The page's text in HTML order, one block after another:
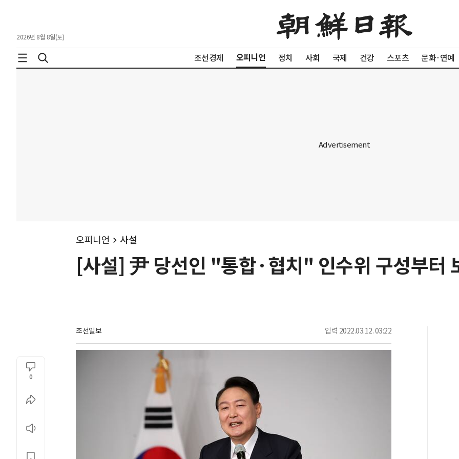
2026년 8월 8일(토)
조선경제 오피니언 정치 사회 국제 건강 스포츠 문화·연예
오피니언 사설
[사설] 尹 당선인 "통합·협치" 인수위 구성부터
조선일보 입력 2022.03.12. 03:22
0